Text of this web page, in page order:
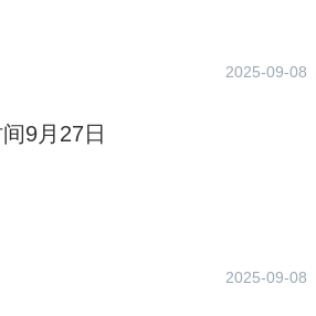
2025-09-08
9月27日
2025-09-08